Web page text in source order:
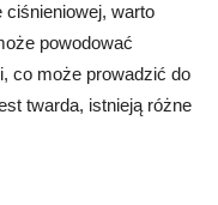
warto
powodować
co może prowadzić do
twarda, istnieją różne